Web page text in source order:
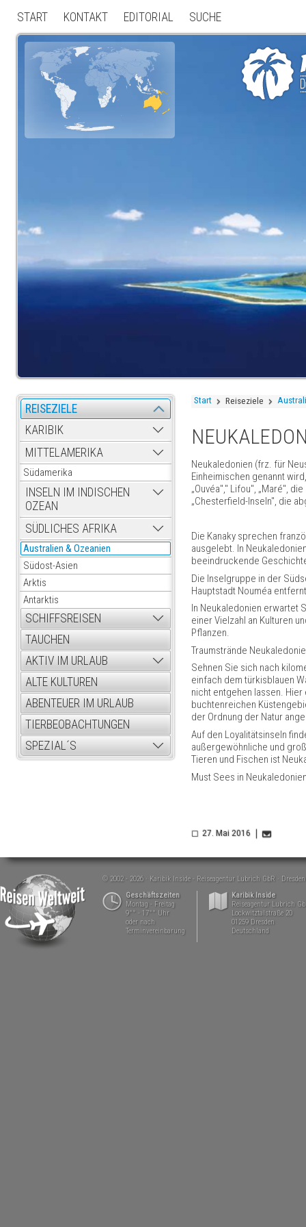
START KONTAKT EDITORIAL SUCHE
REISEZIELE
KARIBIK
MITTELAMERIKA
Südamerika
INSELN IM INDISCHEN
OZEAN
SÜDLICHES AFRIKA
Australien & Ozeanien
Südost-Asien
Arktis
Antarktis
SCHIFFSREISEN
TAUCHEN
AKTIV IM URLAUB
ALTE KULTUREN
ABENTEUER IM URLAUB
TIERBEOBACHTUNGEN
SPEZIAL´S
Start Reiseziele
Neukaledonien (frz. für
Einheimischen genannt
„Ouvéa"," Lifou", „Maré",
„Chesterfield-Inseln", die
Die Kanaky sprechen
ausgelebt. In
beeindruckende
Die Inselgruppe in der
Hauptstadt Nouméa
In Neukaledonien erwartet
einer Vielzahl an Kulturen
Pflanzen.
Traumstrände
Sehnen Sie sich nach
einfach dem türkisblauen
nicht entgehen lassen.
buchtenreichen
der Ordnung der Natur
Auf den Loyalitätsinseln
außergewöhnliche und
Tieren und Fischen ist
Must Sees in
27. Mai 2016
© 2002 - 2026 Karibik Inside - Reiseagentur Lubrich GbR
Dresden
Geschäftszeiten
Montag - Freitag
9°° - 17°° Uhr
oder nach
Terminvereinbarung
Karibik Inside
Reiseagentur Lubrich
Lockwitztalstraße 20
01259 Dresden
Deutschland